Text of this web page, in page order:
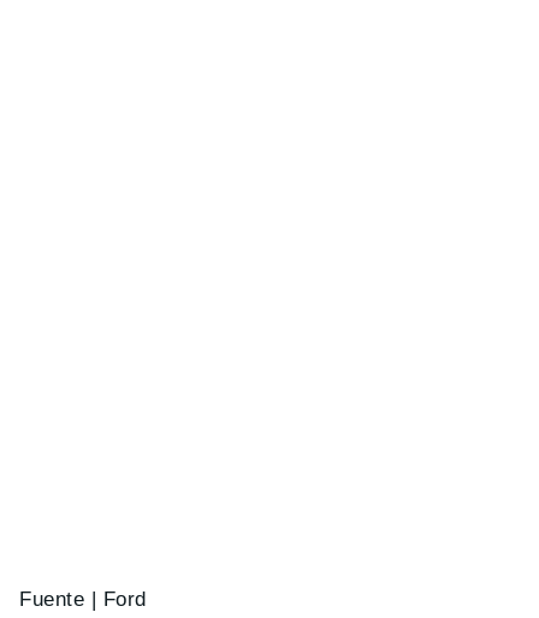
Fuente | Ford